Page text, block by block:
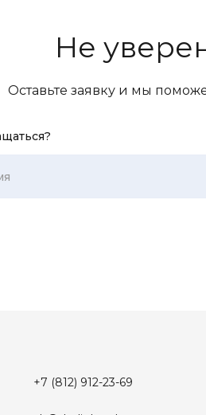
Не
Оставьте заявку и мы
+7 (812) 912-23-69